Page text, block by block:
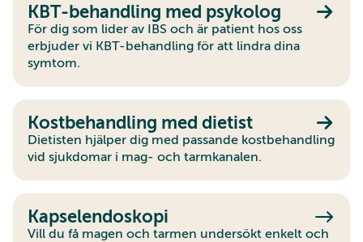
KBT-behandling med psykolog
För dig som lider av IBS och är patient hos oss
erbjuder vi KBT-behandling för att lindra dina
symtom.
Kostbehandling med dietist
Dietisten hjälper dig med passande kostbehandling
vid sjukdomar i mag- och tarmkanalen.
Kapselendoskopi
Vill du få magen och tarmen undersökt enkelt och